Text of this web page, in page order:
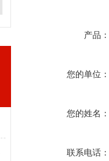
产品：
您的单位：
您的姓名：
联系电话：